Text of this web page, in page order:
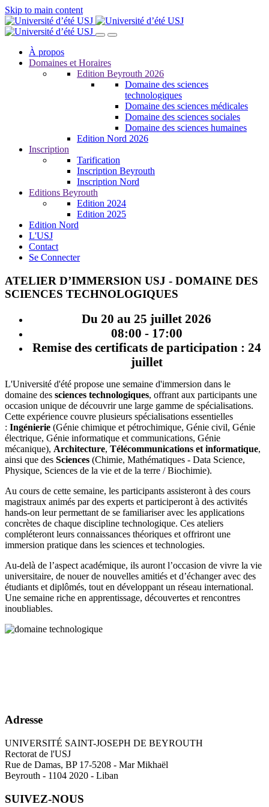
Skip to main content
À propos
Domaines et Horaires
Edition Beyrouth 2026
Domaine des sciences
technologiques
Domaine des sciences médicales
Domaine des sciences sociales
Domaine des sciences humaines
Edition Nord 2026
Inscription
Tarification
Inscription Beyrouth
Inscription Nord
Editions Beyrouth
Edition 2024
Edition 2025
Edition Nord
L'USJ
Contact
Se Connecter
ATELIER D’IMMERSION USJ - DOMAINE DES
SCIENCES TECHNOLOGIQUES
Du 20 au 25 juillet 2026
08:00 - 17:00
Remise des certificats de participation : 24
juillet
L'Université d'été propose une semaine d'immersion dans le
domaine des sciences technologiques, offrant aux participants une
occasion unique de découvrir une large gamme de spécialisations.
Cette expérience couvre plusieurs spécialisations essentielles
: Ingénierie (Génie chimique et pétrochimique, Génie civil, Génie
électrique, Génie informatique et communications, Génie
mécanique), Architecture, Télécommunications et informatique,
ainsi que des Sciences (Chimie, Mathématiques - Data Science,
Physique, Sciences de la vie et de la terre / Biochimie).
Au cours de cette semaine, les participants assisteront à des cours
magistraux animés par des experts et participeront à des activités
hands-on leur permettant de se familiariser avec les applications
concrètes de chaque discipline technologique. Ces ateliers
compléteront leurs connaissances théoriques et offriront une
immersion pratique dans les sciences et technologies.
Au-delà de l’aspect académique, ils auront l’occasion de vivre la vie
universitaire, de nouer de nouvelles amitiés et d’échanger avec des
étudiants et diplômés, tout en développant un réseau international.
Une semaine riche en apprentissage, découvertes et rencontres
inoubliables.
Adresse
UNIVERSITÉ SAINT-JOSEPH DE BEYROUTH
Rectorat de l'USJ
Rue de Damas, BP 17-5208 - Mar Mikhaël
Beyrouth - 1104 2020 - Liban
SUIVEZ-NOUS